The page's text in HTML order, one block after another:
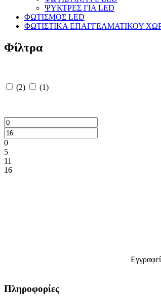
ΨΥΚΤΡΕΣ ΓΙΑ LED
ΦΩΤΙΣΜΟΣ LED
ΦΩΤΙΣΤΙΚΑ ΕΠΑΓΓΕΛΜΑΤΙΚΟΥ
Φίλτρα
(2)
(1)
0
5
11
16
Πληροφορίες